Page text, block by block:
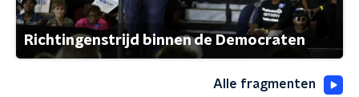
Richtingenstrijd binnen de Democraten
Alle fragmenten